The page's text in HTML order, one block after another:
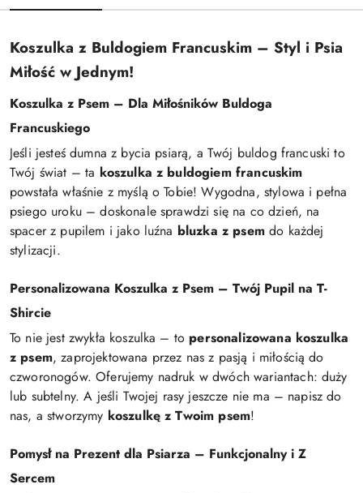
Koszulka z Buldogiem Francuskim – Styl i Psia
Miłość w Jednym!
Koszulka z Psem – Dla Miłośników Buldoga
Francuskiego
Jeśli jesteś dumna z bycia psiarą, a Twój buldog francuski to
Twój świat – ta koszulka z buldogiem francuskim
powstała właśnie z myślą o Tobie! Wygodna, stylowa i pełna
psiego uroku – doskonale sprawdzi się na co dzień, na
spacer z pupilem i jako luźna bluzka z psemdo każdej
stylizacji.
Personalizowana Koszulka z Psem – Twój Pupil na T-
Shircie
To nie jest zwykła koszulka – to personalizowana koszulka
z psem, zaprojektowana przez nas z pasją i miłością do
czworonogów. Oferujemy nadruk w dwóch wariantach: duży
lub subtelny. A jeśli Twojej rasy jeszcze nie ma – napisz do
nas, a stworzymy koszulkę z Twoim psem!
Pomysł na Prezent dla Psiarza – Funkcjonalny i Z
Sercem